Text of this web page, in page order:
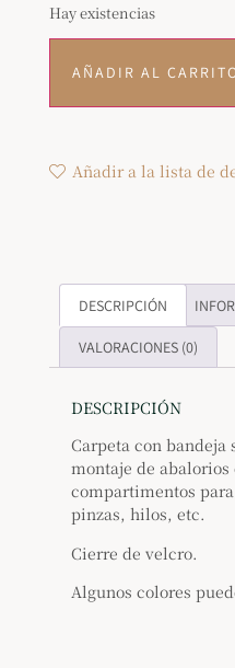
Hay existencias
AÑADIR AL
Añadir a la lista de
DESCRIPCIÓN
VALORACIONES (0)
DESCRIPCIÓN
Carpeta con bandeja
montaje de abalorios
compartimentos
pinzas, hilos, etc.
Cierre de velcro.
Algunos colores